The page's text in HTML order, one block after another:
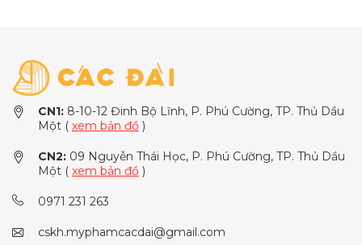
CN1: 8-10-12 Đinh Bộ Lĩnh, P. Phú Cường, TP. Thủ Dầu
Một ( xem bản đồ )
CN2: 09 Nguyễn Thái Học, P. Phú Cường, TP. Thủ Dầu
Một ( xem bản đồ )
0971 231 263
cskh.myphamcacdai@gmail.com